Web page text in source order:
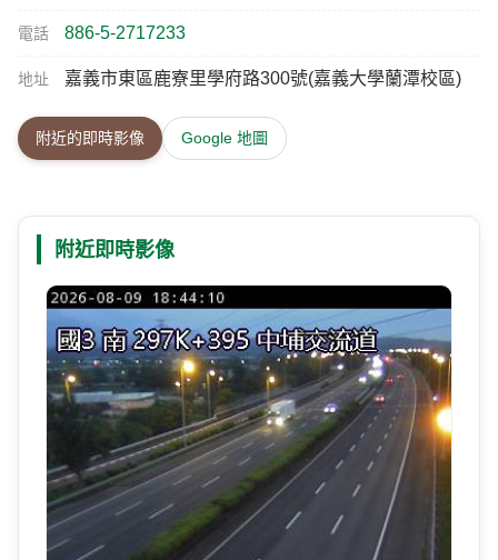
電話 886-5-2717233
地址 嘉義市東區鹿寮里學府路300號(嘉義大學蘭潭校區)
附近的即時影像 Google 地圖
附近即時影像